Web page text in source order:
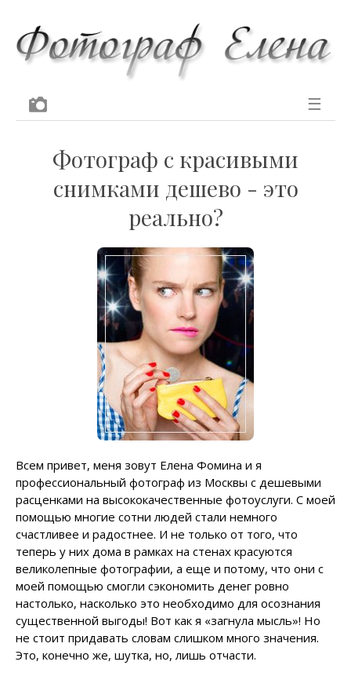
☰
Фотограф с красивыми
снимками дешево - это
реально?
Всем привет, меня зовут Елена Фомина и я
профессиональный фотограф из Москвы с дешевыми
расценками на высококачественные фотоуслуги. С моей
помощью многие сотни людей стали немного
счастливее и радостнее. И не только от того, что
теперь у них дома в рамках на стенах красуются
великолепные фотографии, а еще и потому, что они с
моей помощью смогли сэкономить денег ровно
настолько, насколько это необходимо для осознания
существенной выгоды! Вот как я «загнула мысль»! Но
не стоит придавать словам слишком много значения.
Это, конечно же, шутка, но, лишь отчасти.